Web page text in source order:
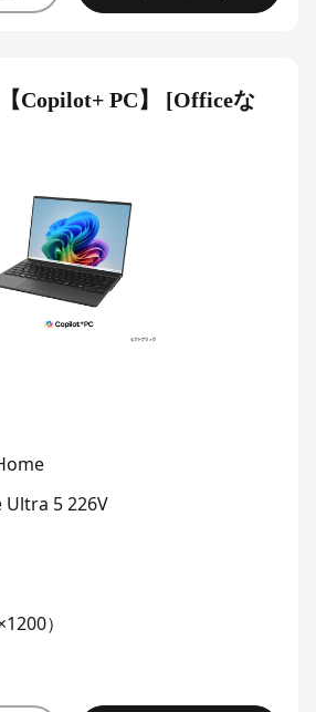
Copilot+ PC】 [Officeな
Ultra 5 226V
）